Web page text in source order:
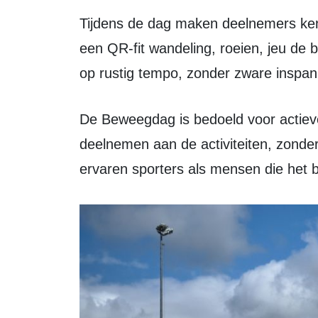
Tijdens de dag maken deelnemers kennis met verschillende activiteiten, zoals
een QR-fit wandeling, roeien, jeu de
op rustig tempo, zonder zware
De Beweegdag is bedoeld voor actieve 65-plussers die zelfstandig kunnen
deelnemen aan de activiteiten,
ervaren sporters als mensen die het